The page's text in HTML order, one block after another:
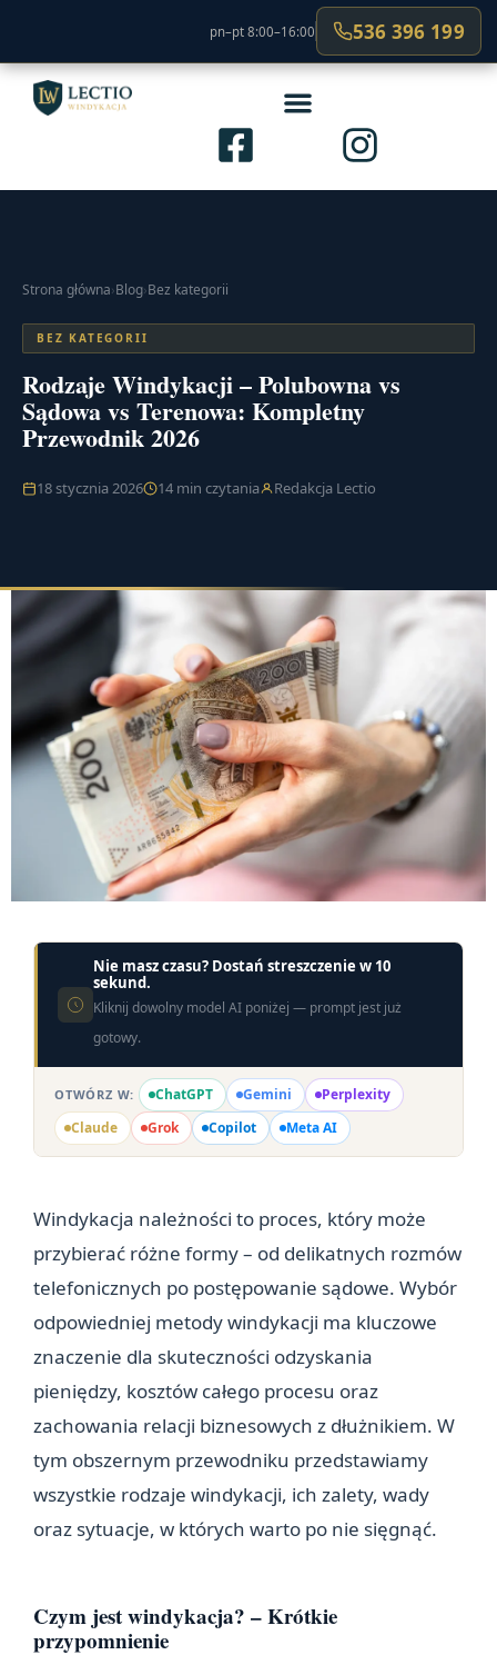
pn–pt 8:00–16:00 536 396 199
Strona główna›Blog›Bez kategorii
BEZ KATEGORII
Rodzaje Windykacji – Polubowna vs
Sądowa vs Terenowa: Kompletny
Przewodnik 2026
18 stycznia 2026 14 min czytania Redakcja Lectio
Nie masz czasu? Dostań streszczenie w 10
sekund.
Kliknij dowolny model AI poniżej — prompt jest już
gotowy.
OTWÓRZ W: ChatGPT Gemini
Perplexity
Claude
Grok Copilot Meta AI
Windykacja należności to proces, który może
przybierać różne formy – od delikatnych rozmów
telefonicznych po postępowanie sądowe. Wybór
odpowiedniej metody windykacji ma kluczowe
znaczenie dla skuteczności odzyskania
pieniędzy, kosztów całego procesu oraz
zachowania relacji biznesowych z dłużnikiem. W
tym obszernym przewodniku przedstawiamy
wszystkie rodzaje windykacji, ich zalety, wady
oraz sytuacje, w których warto po nie sięgnąć.
Czym jest windykacja? – Krótkie
przypomnienie